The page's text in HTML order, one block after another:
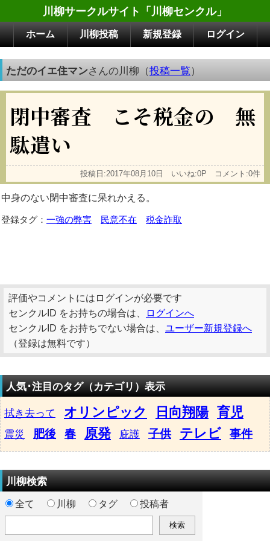
川柳サークルサイト「川柳センクル」
ホーム 川柳投稿 新規登録 ログイン
ただのイエ住マンさんの川柳（投稿一覧）
閉中審査 こそ税金の 無
駄遣い
投稿日:2017年08月10日 いいね:0P コメント:0件
中身のない閉中審査に呆れかえる。
登録タグ： 一強の弊害 民意不在 税金詐取
評価やコメントにはログインが必要です
センクルID をお持ちの場合は、
ログインへ
センクルID をお持ちでない場合は、 ユーザー新規登録へ
（登録は無料です）
人気･注目のタグ（カテゴリ）表示
拭き去って オリンピック 日向翔陽 育児
震災 肥後 春 原発 庇護 子供 テレビ 事件
川柳検索
全て 川柳 タグ 投稿者